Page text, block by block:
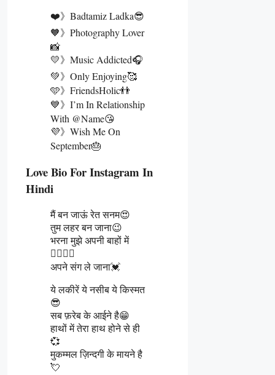
❤️》Badtamiz Ladka😎
🧡》Photography Lover
📸
💛》Music Addicted🎧
💚》Only Enjoying🥰
🩵》FriendsHolic👬
💙》I’m In Relationship
With @name😘
💜》Wish Me On
September🎂
Love Bio For Instagram In
Hindi
मैं बन जाऊं रेत सनम😍
तुम लहर बन जाना😉
भरना मुझे अपनी बाहों में
👩‍❤️‍💋‍👨
अपने संग ले जाना💓
ये लकीरें ये नसीब ये किस्मत
😎
सब फ़रेब के आईने है😁
हाथों में तेरा हाथ होने से ही
💞
मुकम्मल ज़िन्दगी के मायने है
💘